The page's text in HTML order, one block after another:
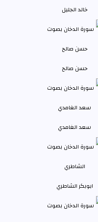
خالد الجليل
حسن صالح
سعد الغامدي
ابوبكر الشاطري